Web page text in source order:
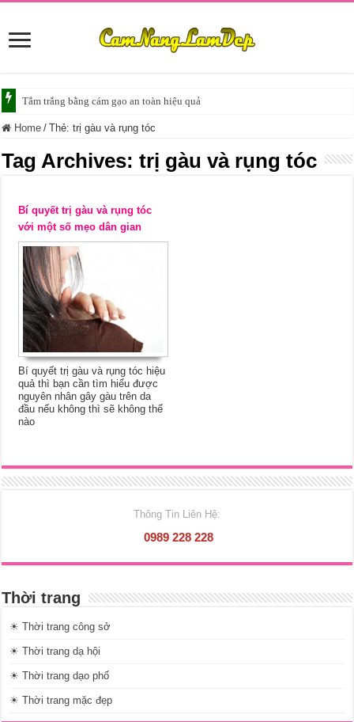
Tắm trắng bằng cám gạo an toàn hiệu quả
Home / Thẻ:trị gàu và rụng tóc
Tag Archives:trị gàu và rụng tóc
Bí quyết trị gàu và rụng tóc
với một số mẹo dân gian
Bí quyết trị gàu và rụng tóc hiệu
quả thì bạn cần tìm hiểu được
nguyên nhân gây gàu trên da
đầu nếu không thì sẽ không thể
nào
Thông Tin Liên Hệ:
0989 228 228
Thời trang
☀ Thời trang công sở
☀ Thời trang dạ hội
☀ Thời trang dạo phố
☀ Thời trang mặc đẹp